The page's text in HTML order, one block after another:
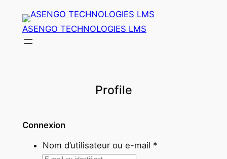
contenu
ASENGO TECHNOLOGIES LMS
Profile
Connexion
Nom d’utilisateur ou e-mail *